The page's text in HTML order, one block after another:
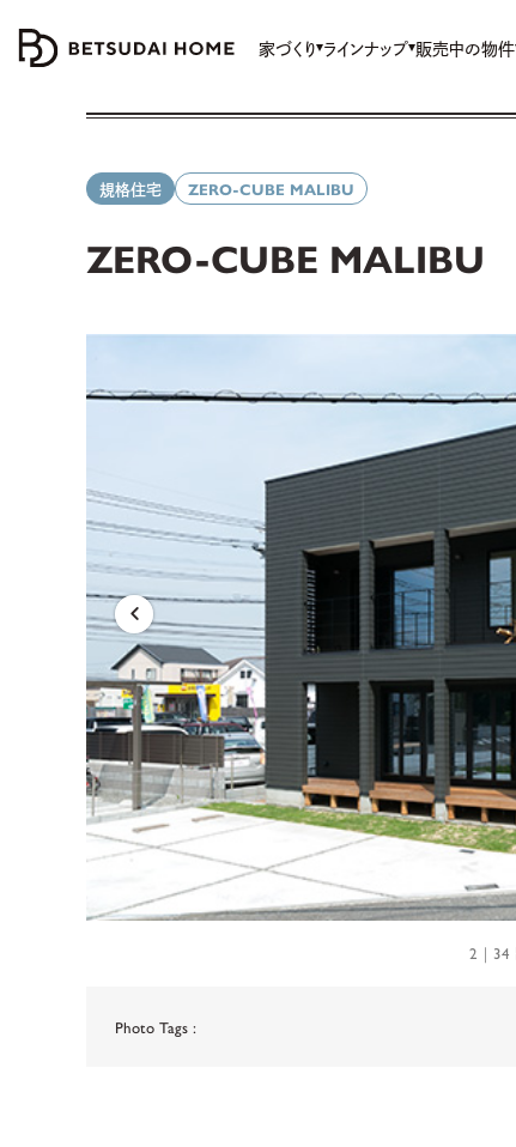
家づくり ラインナップ 販売中の物件
規格住宅 ZERO-CUBE MALIBU
ZERO-CUBE MALIBU
Photo Tags :
2 ｜ 34